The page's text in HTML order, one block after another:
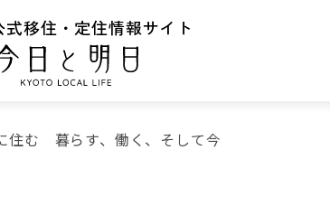
式移住・定住情報サイト
住む 暮らす、働く、そして今